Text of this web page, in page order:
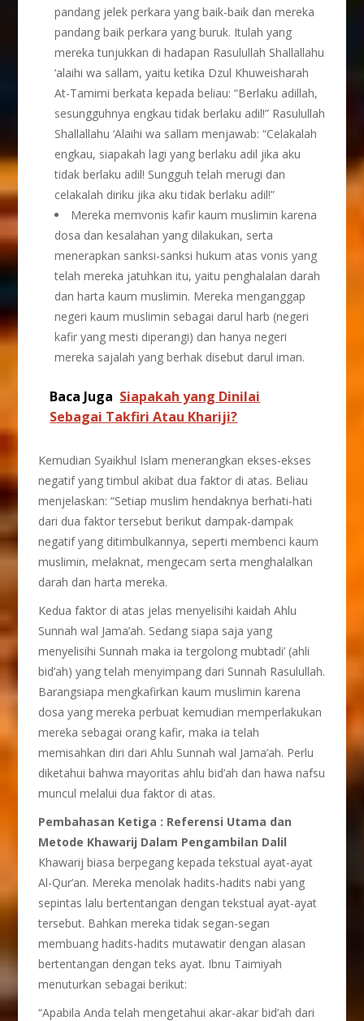
pandang jelek perkara yang baik-baik dan mereka
pandang baik perkara yang buruk. Itulah yang
mereka tunjukkan di hadapan Rasulullah Shallallahu
‘alaihi wa sallam, yaitu ketika Dzul Khuweisharah
At-Tamimi berkata kepada beliau: “Berlaku adillah,
sesungguhnya engkau tidak berlaku adil!” Rasulullah
Shallallahu ‘Alaihi wa sallam menjawab: “Celakalah
engkau, siapakah lagi yang berlaku adil jika aku
tidak berlaku adil! Sungguh telah merugi dan
celakalah diriku jika aku tidak berlaku adil!”
Mereka memvonis kafir kaum muslimin karena
dosa dan kesalahan yang dilakukan, serta
menerapkan sanksi-sanksi hukum atas vonis yang
telah mereka jatuhkan itu, yaitu penghalalan darah
dan harta kaum muslimin. Mereka menganggap
negeri kaum muslimin sebagai darul harb (negeri
kafir yang mesti diperangi) dan hanya negeri
mereka sajalah yang berhak disebut darul iman.
Baca Juga Siapakah yang Dinilai
Sebagai Takfiri Atau Khariji?
Kemudian Syaikhul Islam menerangkan ekses-ekses
negatif yang timbul akibat dua faktor di atas. Beliau
menjelaskan: “Setiap muslim hendaknya berhati-hati
dari dua faktor tersebut berikut dampak-dampak
negatif yang ditimbulkannya, seperti membenci kaum
muslimin, melaknat, mengecam serta menghalalkan
darah dan harta mereka.
Kedua faktor di atas jelas menyelisihi kaidah Ahlu
Sunnah wal Jama’ah. Sedang siapa saja yang
menyelisihi Sunnah maka ia tergolong mubtadi’ (ahli
bid’ah) yang telah menyimpang dari Sunnah Rasulullah.
Barangsiapa mengkafirkan kaum muslimin karena
dosa yang mereka perbuat kemudian memperlakukan
mereka sebagai orang kafir, maka ia telah
memisahkan diri dari Ahlu Sunnah wal Jama’ah. Perlu
diketahui bahwa mayoritas ahlu bid’ah dan hawa nafsu
muncul melalui dua faktor di atas.
Pembahasan Ketiga : Referensi Utama dan
Metode Khawarij Dalam Pengambilan Dalil
Khawarij biasa berpegang kepada tekstual ayat-ayat
Al-Qur’an. Mereka menolak hadits-hadits nabi yang
sepintas lalu bertentangan dengan tekstual ayat-ayat
tersebut. Bahkan mereka tidak segan-segan
membuang hadits-hadits mutawatir dengan alasan
bertentangan dengan teks ayat. Ibnu Taimiyah
menuturkan sebagai berikut:
“Apabila Anda telah mengetahui akar-akar bid’ah dari